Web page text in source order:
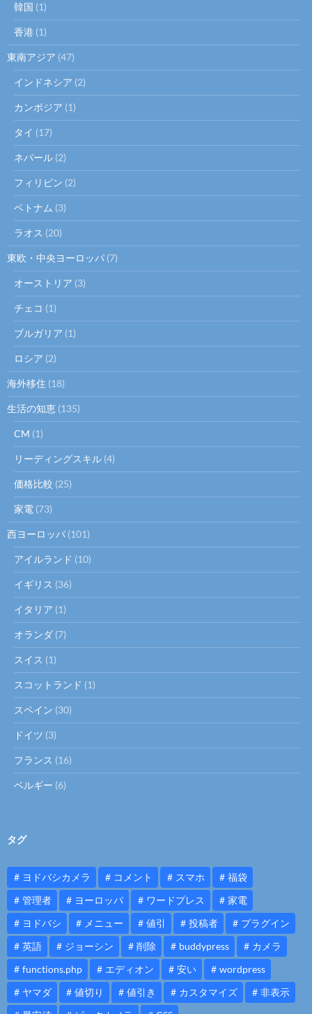
韓国 (1)
香港 (1)
東南アジア (47)
インドネシア (2)
カンボジア (1)
タイ (17)
ネパール (2)
フィリピン (2)
ベトナム (3)
ラオス (20)
東欧・中央ヨーロッパ (7)
オーストリア (3)
チェコ (1)
ブルガリア (1)
ロシア (2)
海外移住 (18)
生活の知恵 (135)
CM (1)
リーディングスキル (4)
価格比較 (25)
家電 (73)
西ヨーロッパ (101)
アイルランド (10)
イギリス (36)
イタリア (1)
オランダ (7)
スイス (1)
スコットランド (1)
スペイン (30)
ドイツ (3)
フランス (16)
ベルギー (6)
タグ
ヨドバシカメラ コメント スマホ
福袋
管理者
ヨーロッパ ワードプレス
家電
ヨドバシ
メニュー 値引 投稿者
プラグイン
英語
ジョーシン 削除 buddypress
カメラ
functions.php
エディオン 安い
wordpress
ヤマダ
値切り 値引き カスタマイズ
非表示